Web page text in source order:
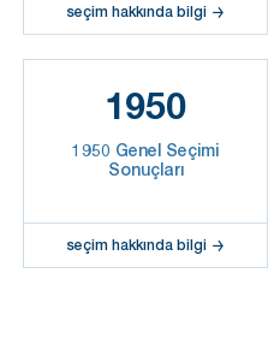
seçim hakkında bilgi
1950
1950 Genel Seçimi
Sonuçları
seçim hakkında bilgi